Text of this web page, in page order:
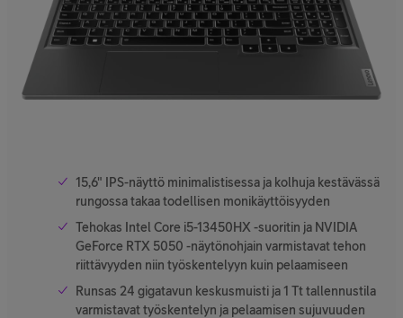
15,6" IPS-näyttö minimalistisessa ja kolhuja kestävässä
rungossa takaa todellisen monikäyttöisyyden
Tehokas Intel Core i5-13450HX -suoritin ja NVIDIA
GeForce RTX 5050 -näytönohjain varmistavat tehon
riittävyyden niin työskentelyyn kuin pelaamiseen
Runsas 24 gigatavun keskusmuisti ja 1 Tt tallennustila
varmistavat työskentelyn ja pelaamisen sujuvuuden